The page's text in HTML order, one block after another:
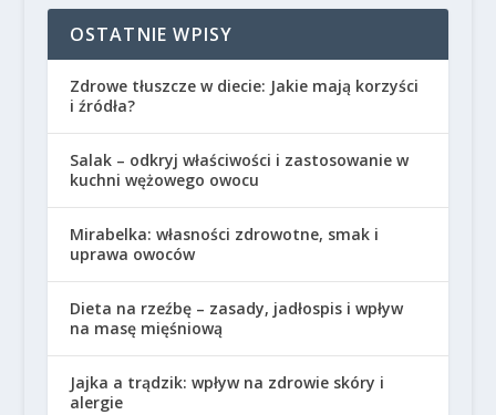
OSTATNIE WPISY
Zdrowe tłuszcze w diecie: Jakie mają korzyści
i źródła?
Salak – odkryj właściwości i zastosowanie w
kuchni wężowego owocu
Mirabelka: własności zdrowotne, smak i
uprawa owoców
Dieta na rzeźbę – zasady, jadłospis i wpływ
na masę mięśniową
Jajka a trądzik: wpływ na zdrowie skóry i
alergie